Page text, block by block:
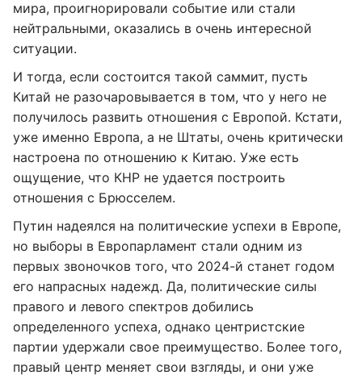
мира, проигнорировали событие или стали
нейтральными, оказались в очень интересной
ситуации.
И тогда, если состоится такой саммит, пусть
Китай не разочаровывается в том, что у него не
получилось развить отношения с Европой. Кстати,
уже именно Европа, а не Штаты, очень критически
настроена по отношению к Китаю. Уже есть
ощущение, что КНР не удается построить
отношения с Брюсселем.
Путин надеялся на политические успехи в Европе,
но выборы в Европарламент стали одним из
первых звоночков того, что 2024-й станет годом
его напрасных надежд. Да, политические силы
правого и левого спектров добились
определенного успеха, однако центристские
партии удержали свое преимущество. Более того,
правый центр меняет свои взгляды, и они уже